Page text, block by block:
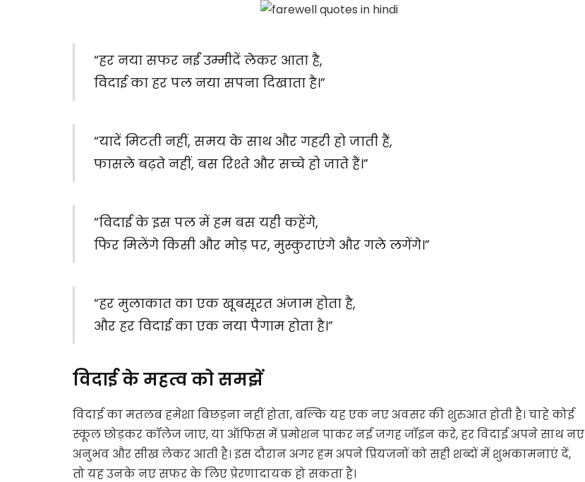
“हर नया सफर नई उम्मीदें लेकर आता है,
विदाई का हर पल नया सपना दिखाता है।”
“यादें मिटती नहीं, समय के साथ और गहरी हो जाती हैं,
फासले बढ़ते नहीं, बस रिश्ते और सच्चे हो जाते हैं।”
“विदाई के इस पल में हम बस यही कहेंगे,
फिर मिलेंगे किसी और मोड़ पर, मुस्कुराएंगे और गले लगेंगे।”
“हर मुलाकात का एक खूबसूरत अंजाम होता है,
और हर विदाई का एक नया पैगाम होता है।”
विदाई के महत्व को समझें
विदाई का मतलब हमेशा बिछड़ना नहीं होता, बल्कि यह एक नए अवसर की शुरुआत होती है। चाहे कोई
स्कूल छोड़कर कॉलेज जाए, या ऑफिस में प्रमोशन पाकर नई जगह जॉइन करे, हर विदाई अपने साथ नए
अनुभव और सीख लेकर आती है। इस दौरान अगर हम अपने प्रियजनों को सही शब्दों में शुभकामनाएं दें,
तो यह उनके नए सफर के लिए प्रेरणादायक हो सकता है।